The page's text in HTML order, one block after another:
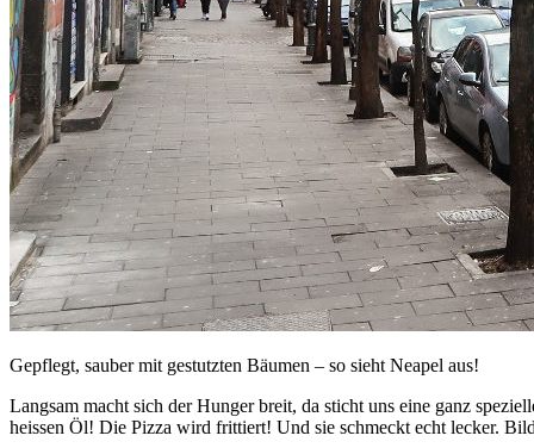
Gepflegt, sauber mit gestutzten Bäumen – so sieht Neapel aus!
Langsam macht sich der Hunger breit, da sticht uns eine ganz
heissen Öl! Die Pizza wird frittiert! Und sie schmeckt echt lecker.